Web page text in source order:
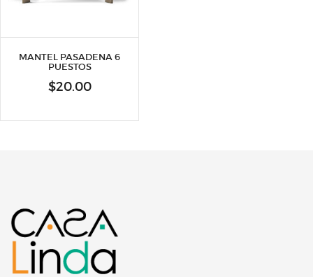
MANTEL PASADENA 6
PUESTOS
$20.00